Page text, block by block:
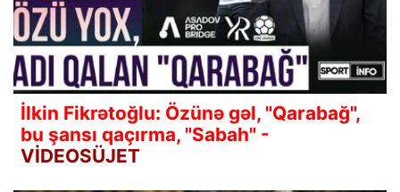
İlkin Fikrətoğlu: Özünə gəl, "Qarabağ",
bu şansı qaçırma, "Sabah" -
VİDEOSÜJET